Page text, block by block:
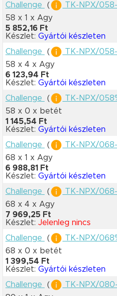
Challenge ( TK-NPX/058-
58 x 1 x Agy
5 852,16 Ft
Készlet: Gyártói készleten
Challenge
( TK-NPX/
58 x 4 x Agy
6 123,94 Ft
Készlet: Gyártói készleten
Challenge
( TK-NPX/
58 x 0 x betét
1 145,54 Ft
Készlet: Gyártói készleten
Challenge
( TK-NPX/068-
68 x 1 x Agy
6 988,81 Ft
Készlet: Gyártói készleten
Challenge
( TK-NPX/
68 x 4 x Agy
7 969,25 Ft
Készlet: Jelenleg nincs
Challenge
( TK-NPX/
68 x 0 x betét
1 399,54 Ft
Készlet: Gyártói készleten
Challenge
( TK-NPX/080-